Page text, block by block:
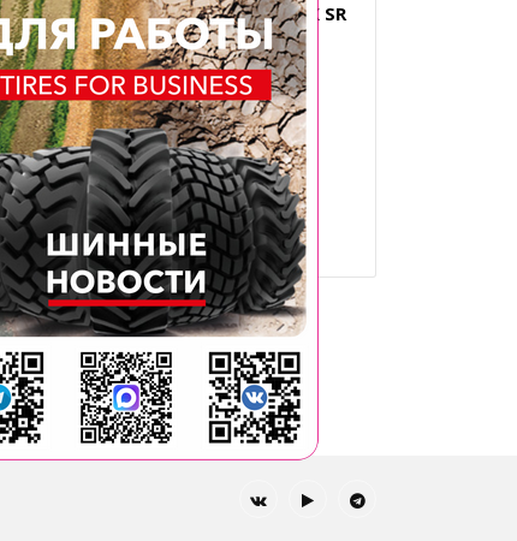
12.00R20 BKT EARTHMAX SR
57 L-5 * CR TT
Типоразмер: 12.00R20
Производитель: BKT
Диаметр, дюйм: 20
След.